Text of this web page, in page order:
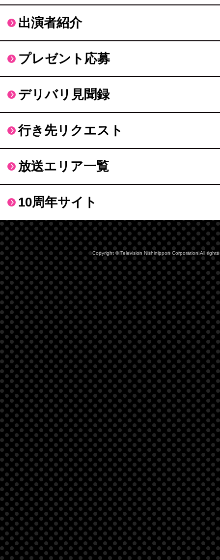
出演者紹介
プレゼント応募
デリバリ見聞録
行き先リクエスト
放送エリア一覧
10周年サイト
Copyright © Television Nishinippon Corporation.All